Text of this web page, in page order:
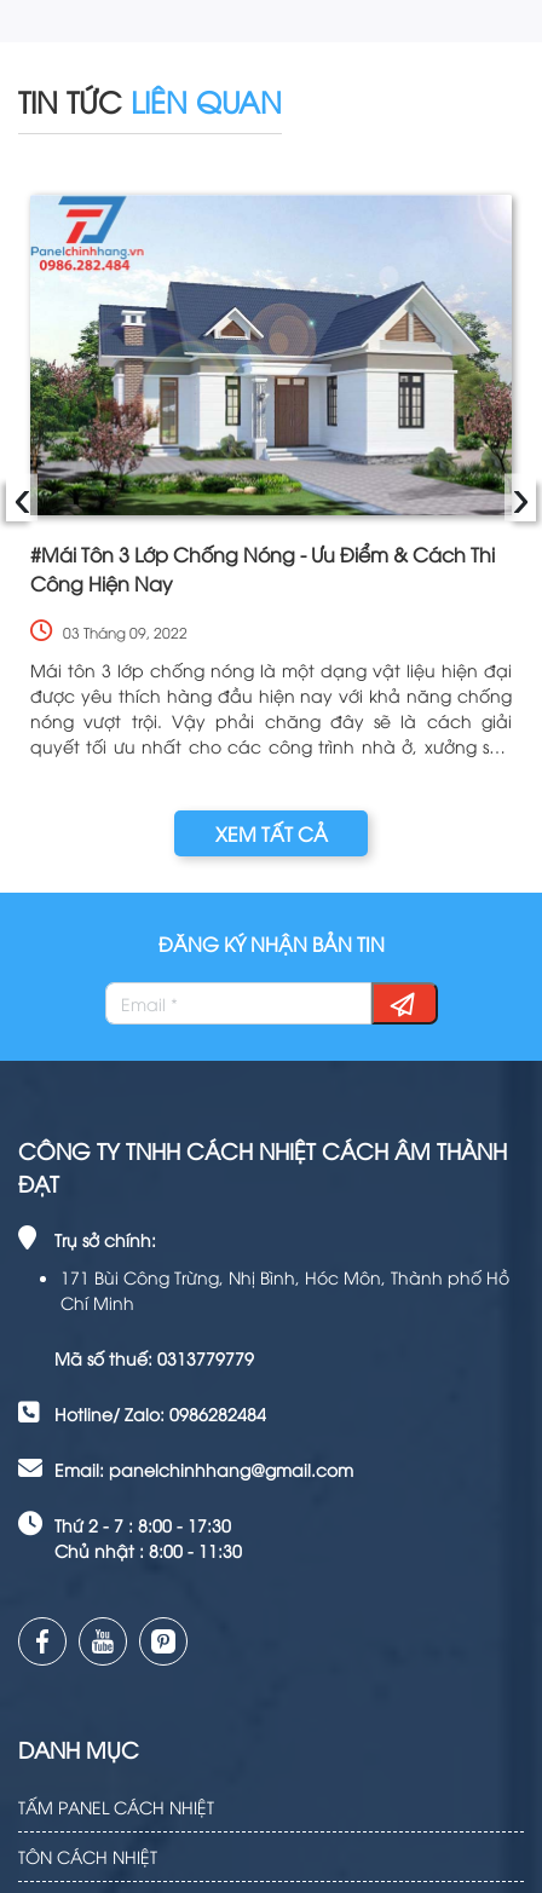
TIN TỨC LIÊN QUAN
#Mái Tôn 3 Lớp Chống Nóng - Ưu Điểm & Cách Thi
Công Hiện Nay
03 Tháng 09, 2022
Mái tôn 3 lớp chống nóng là một dạng vật liệu hiện đại
được yêu thích hàng đầu hiện nay với khả năng chống
nóng vượt trội. Vậy phải chăng đây sẽ là cách giải
quyết tối ưu nhất cho các công trình nhà ở, xưởng sản
‹ ›
XEM TẤT CẢ
ĐĂNG KÝ NHẬN BẢN TIN
CÔNG TY TNHH CÁCH NHIỆT CÁCH ÂM THÀNH
ĐẠT
Trụ sở chính:
171 Bùi Công Trừng, Nhị Bình, Hóc Môn, Thành phố Hồ
Chí Minh
Mã số thuế: 0313779779
Hotline/ Zalo: 0986282484
Email: panelchinhhang@gmail.com
Thứ 2 - 7 : 8:00 - 17:30
Chủ nhật : 8:00 - 11:30
DANH MỤC
TẤM PANEL CÁCH NHIỆT
TÔN CÁCH NHIỆT